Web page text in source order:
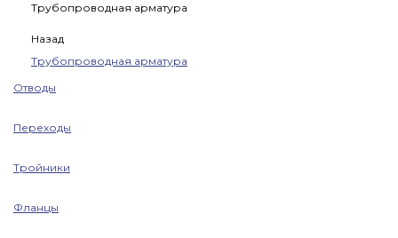
Трубопроводная арматура
Назад
Трубопроводная арматура
Отводы
Переходы
Тройники
Фланцы